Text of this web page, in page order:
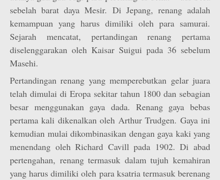
sebelah barat daya Mesir. Di Jepang, renang adalah
kemampuan yang harus dimiliki oleh para samurai.
Sejarah mencatat, pertandingan renang pertama
diselenggarakan oleh Kaisar Suigui pada 36 sebelum
Masehi.
Pertandingan renang yang memperebutkan gelar juara
telah dimulai di Eropa sekitar tahun 1800 dan sebagian
besar menggunakan gaya dada. Renang gaya bebas
pertama kali dikenalkan oleh Arthur Trudgen. Gaya ini
kemudian mulai dikombinasikan dengan gaya kaki yang
menendang oleh Richard Cavill pada 1902. Di abad
pertengahan, renang termasuk dalam tujuh kemahiran
yang harus dimiliki oleh para ksatria termasuk berenang